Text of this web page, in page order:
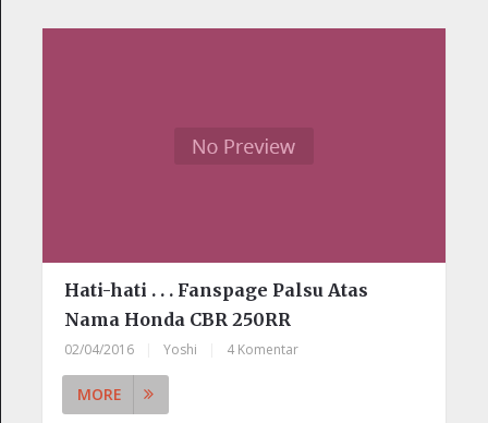
Hati-hati . . . Fanspage Palsu Atas
Nama Honda CBR 250RR
02/04/2016 Yoshi 4 Komentar
MORE